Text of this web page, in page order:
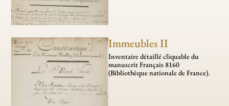
Immeubles II
Inventaire détaillé cli­­qua­­ble du
manus­­crit Français 8160
(Bibliothèque nationale de France).